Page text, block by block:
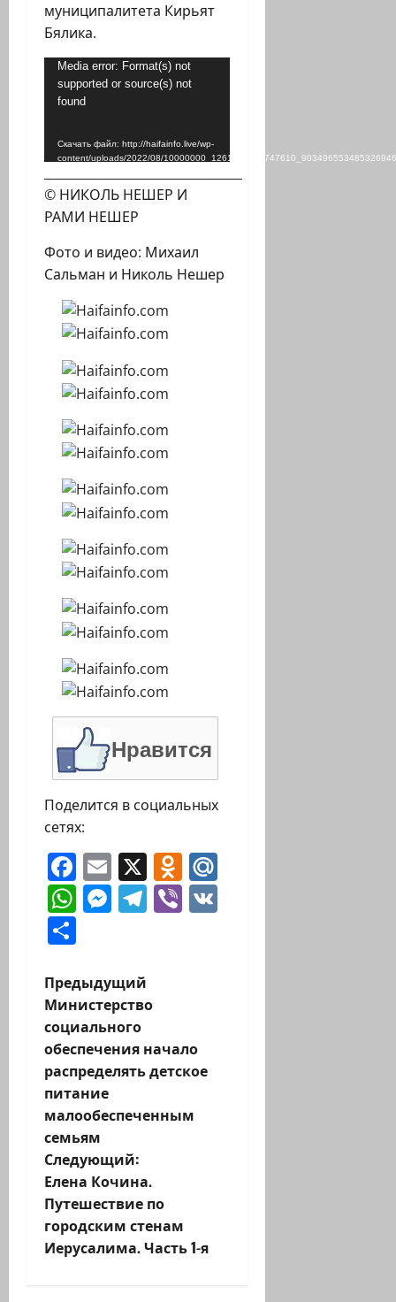
муниципалитета Кирьят
Бялика.
Видеоплеер
Media error: Format(s) not
supported or source(s) not
found
Скачать файл: http://haifainfo.live/wp-
content/uploads/2022/08/
© НИКОЛЬ НЕШЕР И
РАМИ НЕШЕР
Фото и видео: Михаил
Сальман и Николь Нешер
Нравится
Поделится в социальных
сетях:
Facebook
Email
X Odnoklassniki
WhatsApp
Messenger
Telegram
Viber
Н
а
в
и
г
а
ц
и
Предыдущий
Министерство
социального
обеспечения начало
распределять детское
питание
малообеспеченным
семьям
Следующий:
Елена Кочина.
Путешествие по
городским стенам
Иерусалима. Часть 1-я